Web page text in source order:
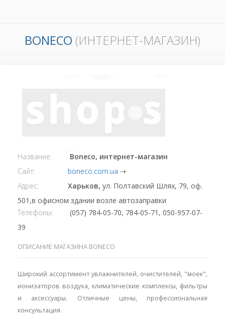
BONECO (ИНТЕРНЕТ-МАГАЗИН)
Название:
Boneco, интернет-магазин
Сайт:
boneco.com.ua ⇢
Адрес:
Харьков, ул. Полтавский Шлях, 79, оф.
501,в офисном здании возле автозаправки
Телефоны:
(057) 784-05-70, 784-05-71, 050-957-07-
39
ОПИСАНИЕ МАГАЗИНА BONECO
Широкий ассортимент увлажнителей, очистителей, "моек",
ионизаторов воздуха, климатические комплексы, фильтры
и аксессуары. Отличные цены, профессиональная
консультация.